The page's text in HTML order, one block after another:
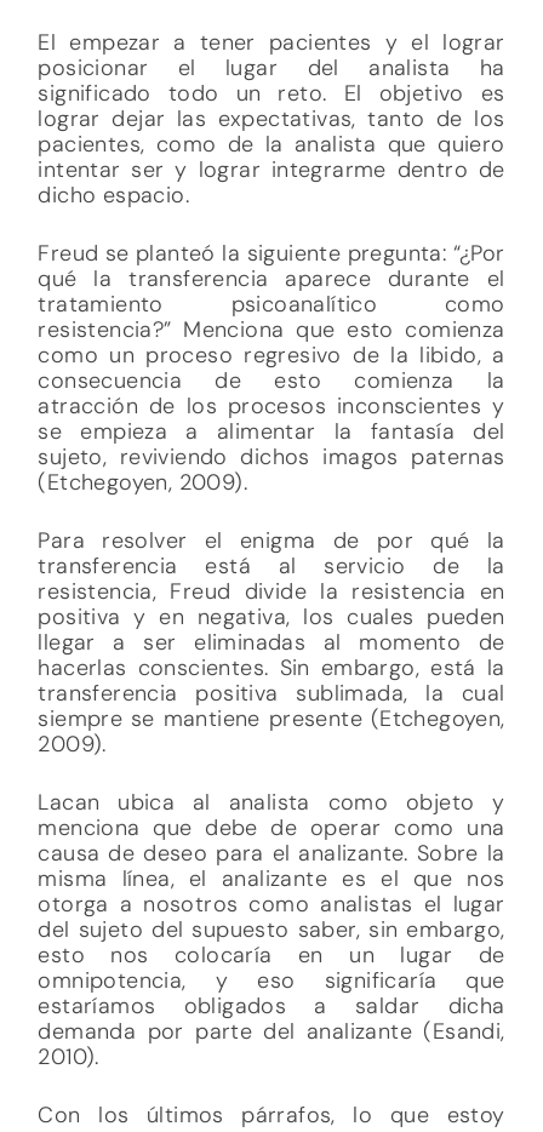
El empezar a tener pacientes y el lograr
posicionar el lugar del analista ha
significado todo un reto. El objetivo es
lograr dejar las expectativas, tanto de los
pacientes, como de la analista que quiero
intentar ser y lograr integrarme dentro de
dicho espacio.
Freud se planteó la siguiente pregunta: “¿Por
qué la transferencia aparece durante el
tratamiento psicoanalítico como
resistencia?” Menciona que esto comienza
como un proceso regresivo de la libido, a
consecuencia de esto comienza la
atracción de los procesos inconscientes y
se empieza a alimentar la fantasía del
sujeto, reviviendo dichos imagos paternas
(Etchegoyen, 2009).
Para resolver el enigma de por qué la
transferencia está al servicio de la
resistencia, Freud divide la resistencia en
positiva y en negativa, los cuales pueden
llegar a ser eliminadas al momento de
hacerlas conscientes. Sin embargo, está la
transferencia positiva sublimada, la cual
siempre se mantiene presente (Etchegoyen,
2009).
Lacan ubica al analista como objeto y
menciona que debe de operar como una
causa de deseo para el analizante. Sobre la
misma línea, el analizante es el que nos
otorga a nosotros como analistas el lugar
del sujeto del supuesto saber, sin embargo,
esto nos colocaría en un lugar de
omnipotencia, y eso significaría que
estaríamos obligados a saldar dicha
demanda por parte del analizante (Esandi,
2010).
Con los últimos párrafos, lo que estoy